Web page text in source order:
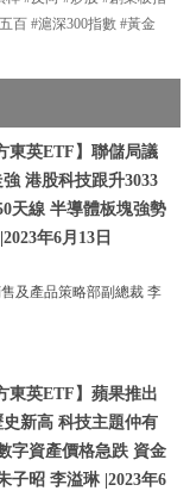
百 #滬深300指數 #黃金
東英ETF】聯儲局議
港股科技跟升3033
天線 半導體板塊強勢
年6月13日
及產品策略部副總裁 李
東英ETF】蘋果推出
新高 科技主題仲有
字資產價格急跌 資金
子昭 李溢琳 |2023年6